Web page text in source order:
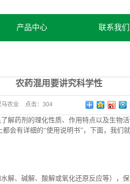
产品中心 联系我们
农药混用要讲究科学性
马农业 点击： 304
解药剂的理化性质、作用特点以及生物
会有详细的“使用说明书”，下面，我们
解、碱解、酸解或氧化还原反应等），